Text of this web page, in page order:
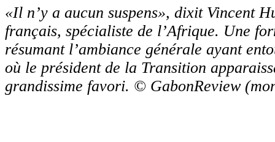
«Il n’y a aucun suspens», dixit Vincent
français, spécialiste de l’Afrique. Une
résumant l’ambiance générale ayant
où le président de la Transition
grandissime favori. © GabonReview